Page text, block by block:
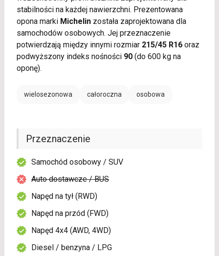
stabilności na każdej nawierzchni. Prezentowana
opona marki Michelinzostała zaprojektowana dla
samochodów osobowych. Jej przeznaczenie
potwierdzają między innymi rozmiar 215/45 R16oraz
podwyższony indeks nośności 90(do 600 kg na
oponę).
wielosezonowa całoroczna osobowa
Przeznaczenie
Samochód osobowy / SUV
Auto dostawcze / BUS
Napęd na tył (RWD)
Napęd na przód (FWD)
Napęd 4x4 (AWD, 4WD)
Diesel / benzyna / LPG